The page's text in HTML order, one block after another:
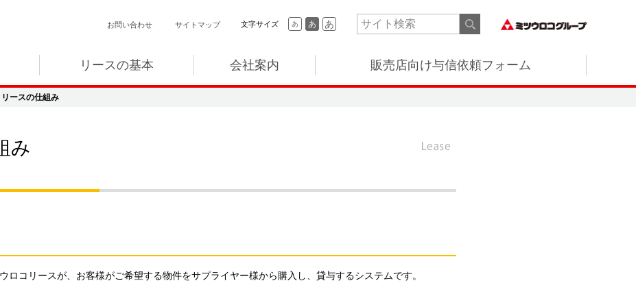
文字サイズ あ あ あ
お問い合わせ サイトマップ
リースの基本 会社案内 販売店向け与信依頼フォーム
リースの仕組み
み
ロコリースが、お客様がご希望する物件をサプライヤー様から購入し、貸与するシステムです。